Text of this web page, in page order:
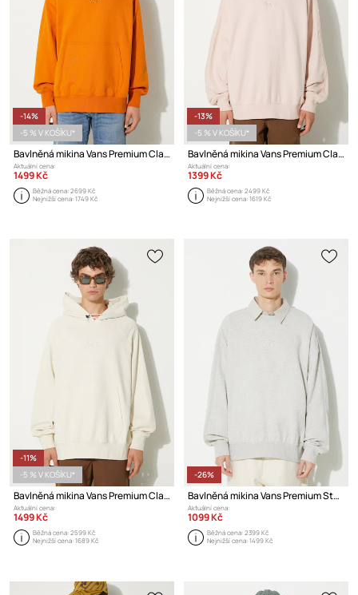
-14%
-5 % V KOŠÍKU*
Bavlněná mikina Vans Premium Classics LX Hoodie Fleece
Aktuální cena:
1499 Kč
Běžná cena:2699 Kč
Nejnižší cena:1749 Kč
-13%
-5 % V KOŠÍKU*
Bavlněná mikina Vans Premium Classics LX Crew Fleece
Aktuální cena:
1399 Kč
Běžná cena:2499 Kč
Nejnižší cena:1619 Kč
-11%
-5 % V KOŠÍKU*
Bavlněná mikina Vans Premium Classics LX Hoodie Fleece
Aktuální cena:
1499 Kč
Běžná cena:2599 Kč
Nejnižší cena:1689 Kč
-26%
Bavlněná mikina Vans Premium Standards Crew Fleece LX
Aktuální cena:
1099 Kč
Běžná cena:2399 Kč
Nejnižší cena:1499 Kč